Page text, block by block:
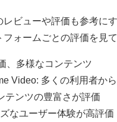
レビューや評価も参考に
フォームごとの評価を見て
、多様なコンテンツ
Video: 多くの利用者か
テンツの豊富さが評価
なユーザー体験が高評価